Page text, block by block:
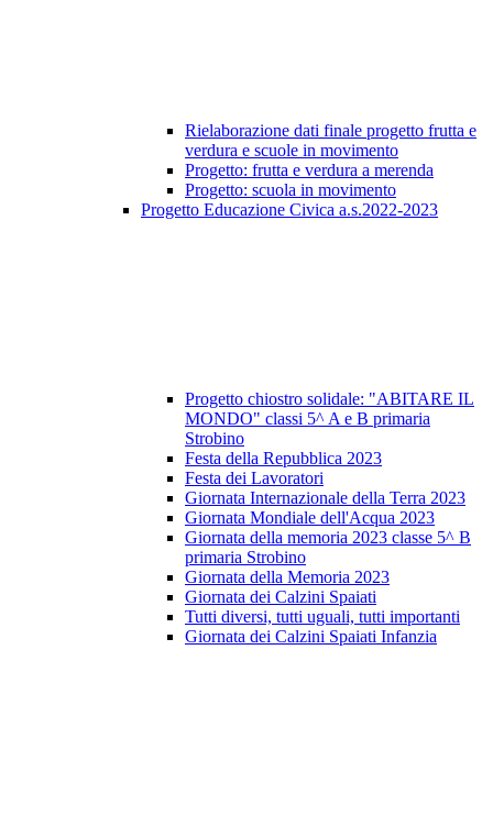
Rielaborazione dati finale progetto frutta e
verdura e scuole in movimento
Progetto: frutta e verdura a merenda
Progetto: scuola in movimento
Progetto Educazione Civica a.s.2022-2023
Progetto chiostro solidale: "ABITARE IL
MONDO" classi 5^ A e B primaria
Strobino
Festa della Repubblica 2023
Festa dei Lavoratori
Giornata Internazionale della Terra 2023
Giornata Mondiale dell'Acqua 2023
Giornata della memoria 2023 classe 5^ B
primaria Strobino
Giornata della Memoria 2023
Giornata dei Calzini Spaiati
Tutti diversi, tutti uguali, tutti importanti
Giornata dei Calzini Spaiati Infanzia